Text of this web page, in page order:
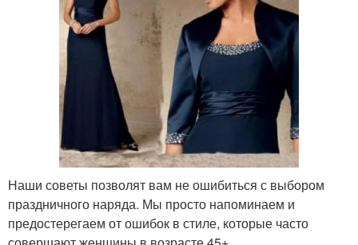
Наши советы позволят вам не ошибиться с выбором
праздничного наряда. Мы просто напоминаем и
предостерегаем от ошибок в стиле, которые часто